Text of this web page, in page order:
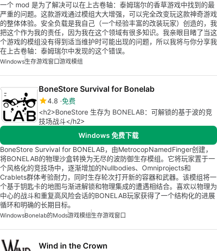
一个 mod 是为了解决可以在上古卷轴：泰姆瑞尔的香草游戏中找到的最
严重的问题。这款游戏通过模组大大增强，可以完全改变玩这款神奇游戏
的整体体验。安全负载是我自己（一个经验丰富的改装玩家）创造的，我
把这个作为我的责任，因为我在这个领域有很多知识。我亲眼目睹了当这
个游戏的模组没有得到适当维护时可能出现的问题，所以我将与你分享我
在上古卷轴：泰姆瑞尔中发现的这个错误。
Windows生存游戏窗口游戏模组
BoneStore Survival for Bonelab
4.8 免费
<h2>BoneStore 生存为 BONELAB：可解锁的基于波的竞
技场战斗</h2>
Windows 免费下载
BoneStore Survival for BONELAB，由MetrocopNamedFinger创建，
将BONELAB的物理沙盒转换为无尽的波防御生存模组。它将玩家置于一
个风格化的竞技场中，逐渐增加的Nullbodies、Omniprojects和
Crablets群体考验耐力，同时生存轮次打开新的容器和武器。该模组将一
个基于钥匙卡的地图与渐进解锁和物理集成的遭遇相结合。喜欢以物理为
中心的战斗和重复高风险会话的BONELAB玩家获得了一个结构化的进展
循环和明确的长期目标。
WindowsBonelab的Mods游戏模组生存游戏窗口
Wind in the Crown